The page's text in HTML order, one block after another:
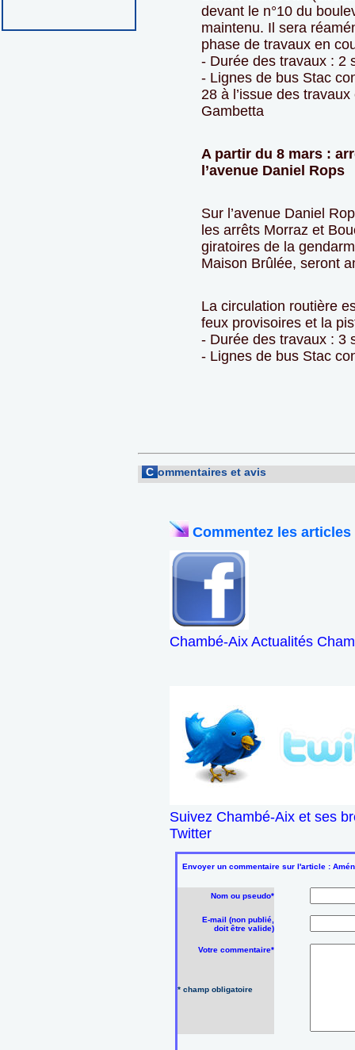
devant le n°10 du
maintenu. Il sera
phase de travaux en
- Durée des travaux : 2
- Lignes de bus Stac
28 à l’issue des
Gambetta
A partir du 8 mars :
l’avenue Daniel Rops
Sur l’avenue Daniel
les arrêts Morraz et
giratoires de la
Maison Brûlée, seront
La circulation routière
feux provisoires et la
- Durée des travaux : 3
- Lignes de bus Stac
C ommentaires et avis
Commentez les
Chambé-Aix Actualités
Suivez Chambé-Aix et ses
Twitter
Envoyer un commentaire sur l'article :
Nom ou pseudo*
E-mail (non publié,
doit être valide)
Votre commentaire*
* champ obligatoire